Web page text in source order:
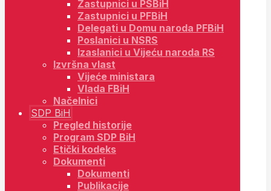
Zastupnici u PSBiH
Zastupnici u PFBiH
Delegati u Domu naroda PFBiH
Poslanici u NSRS
Izaslanici u Vijeću naroda RS
Izvršna vlast
Vijeće ministara
Vlada FBiH
Načelnici
SDP BiH
Pregled historije
Program SDP BiH
Etički kodeks
Dokumenti
Dokumenti
Publikacije